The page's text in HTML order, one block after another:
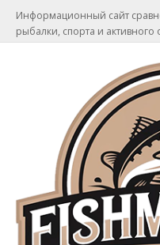
Информационный сайт
рыбалки, спорта и активного